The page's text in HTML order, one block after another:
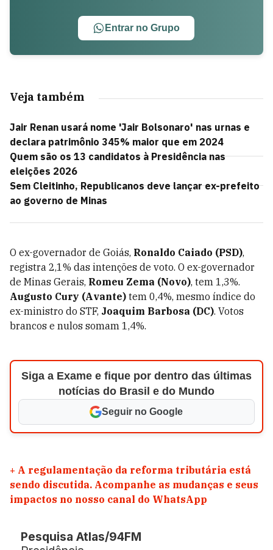
Entrar no Grupo
Veja também
Jair Renan usará nome 'Jair Bolsonaro' nas urnas e
declara patrimônio 345% maior que em 2024
Quem são os 13 candidatos à Presidência nas
eleições 2026
Sem Cleitinho, Republicanos deve lançar ex-prefeito
ao governo de Minas
O ex-governador de Goiás, Ronaldo Caiado (PSD),
registra 2,1% das intenções de voto. O ex-governador
de Minas Gerais, Romeu Zema (Novo), tem 1,3%.
Augusto Cury (Avante) tem 0,4%, mesmo índice do
ex-ministro do STF, Joaquim Barbosa (DC). Votos
brancos e nulos somam 1,4%.
Siga a Exame e fique por dentro das últimas
notícias do Brasil e do Mundo
Seguir no Google
+ A regulamentação da reforma tributária está
sendo discutida. Acompanhe as mudanças e seus
impactos no nosso canal do WhatsApp